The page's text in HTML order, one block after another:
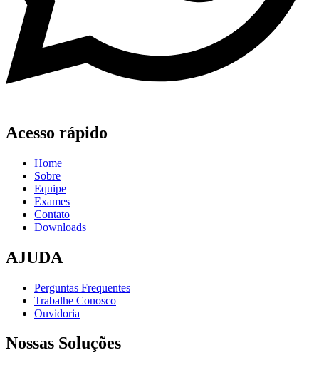
Acesso rápido
Home
Sobre
Equipe
Exames
Contato
Downloads
AJUDA
Perguntas Frequentes
Trabalhe Conosco
Ouvidoria
Nossas Soluções